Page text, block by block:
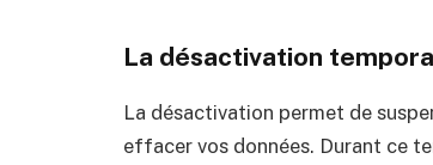
La désactivation
La désactivation permet de
effacer vos données. Durant ce